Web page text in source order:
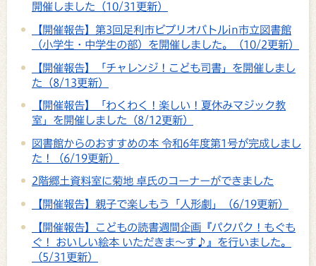
開催しました（10/31更新）
【開催報告】第3回足利市ビブリオバトルin市立図書館
（小学生・中学生の部）を開催しました。（10/2更新）
【開催報告】「チャレンジ！こども司書」を開催しまし
た（8/13更新）
【開催報告】「わくわく！楽しい！夏休みマジック教
室」を開催しました（8/12更新）
図書館からのおすすめの本 令和6年度第1号が完成しまし
た！（6/19更新）
2階郷土資料室に菊地 卓氏のコーナーができました
【開催報告】親子で楽しもう「人形劇」（6/19更新）
【開催報告】こどもの読書週間企画『パクパク！もぐも
ぐ！ おいしい絵本 いただきま～す♪』を行いました。
（5/31更新）